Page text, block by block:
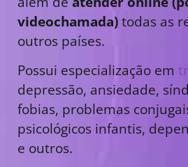
videochamada)todas as
outros países.
Possui especialização em
depressão, ansiedade,
fobias, problemas
psicológicos infantis,
e outros.